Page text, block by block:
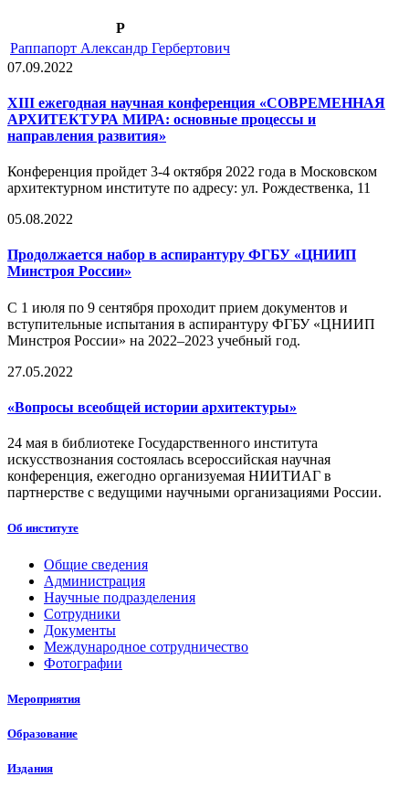
Р
Раппапорт Александр Гербертович
07.09.2022
XIII ежегодная научная конференция «СОВРЕМЕННАЯ
АРХИТЕКТУРА МИРА: основные процессы и
направления развития»
Конференция пройдет 3-4 октября 2022 года в Московском
архитектурном институте по адресу: ул. Рождественка, 11
05.08.2022
Продолжается набор в аспирантуру ФГБУ «ЦНИИП
Минстроя России»
С 1 июля по 9 сентября проходит прием документов и
вступительные испытания в аспирантуру ФГБУ «ЦНИИП
Минстроя России» на 2022–2023 учебный год.
27.05.2022
«Вопросы всеобщей истории архитектуры»
24 мая в библиотеке Государственного института
искусствознания состоялась всероссийская научная
конференция, ежегодно организуемая НИИТИАГ в
партнерстве с ведущими научными организациями России.
Об институте
Общие сведения
Администрация
Научные подразделения
Сотрудники
Документы
Международное сотрудничество
Фотографии
Мероприятия
Образование
Издания